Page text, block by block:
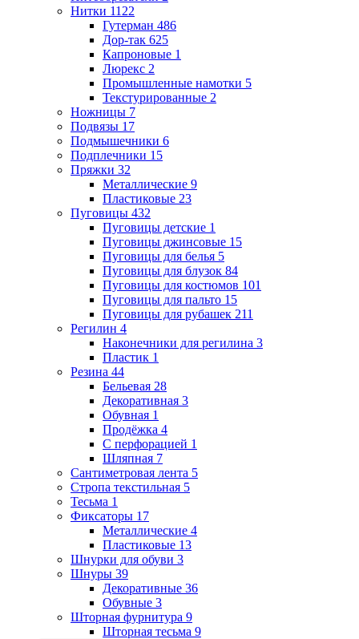
Нитки 1122
Гутерман 486
Дор-так 625
Капроновые 1
Люрекс 2
Промышленные намотки 5
Текстурированные 2
Ножницы 7
Подвязы 17
Подмышечники 6
Подплечники 15
Пряжки 32
Металлические 9
Пластиковые 23
Пуговицы 432
Пуговицы детские 1
Пуговицы джинсовые 15
Пуговицы для белья 5
Пуговицы для блузок 84
Пуговицы для костюмов 101
Пуговицы для пальто 15
Пуговицы для рубашек 211
Регилин 4
Наконечники для регилина 3
Пластик 1
Резина 44
Бельевая 28
Декоративная 3
Обувная 1
Продёжка 4
С перфорацией 1
Шляпная 7
Сантиметровая лента 5
Стропа текстильная 5
Тесьма 1
Фиксаторы 17
Металлические 4
Пластиковые 13
Шнурки для обуви 3
Шнуры 39
Декоративные 36
Обувные 3
Шторная фурнитура 9
Шторная тесьма 9